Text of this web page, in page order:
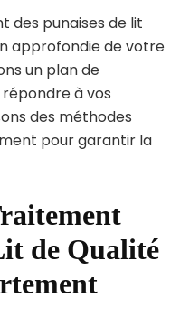
des punaises de lit
approfondie de votre
un plan de
à vos
des méthodes
pour garantir la
de Qualité